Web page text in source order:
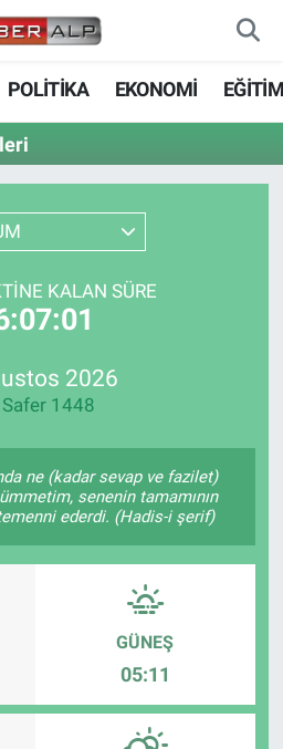
POLİTİKA EKONOMİ
KALAN SÜRE
2026
1448
ne (kadar sevap ve fazilet)
senenin tamamının
ederdi. (Hadis-i şerif)
GÜNEŞ
05:11
ve Fikstür